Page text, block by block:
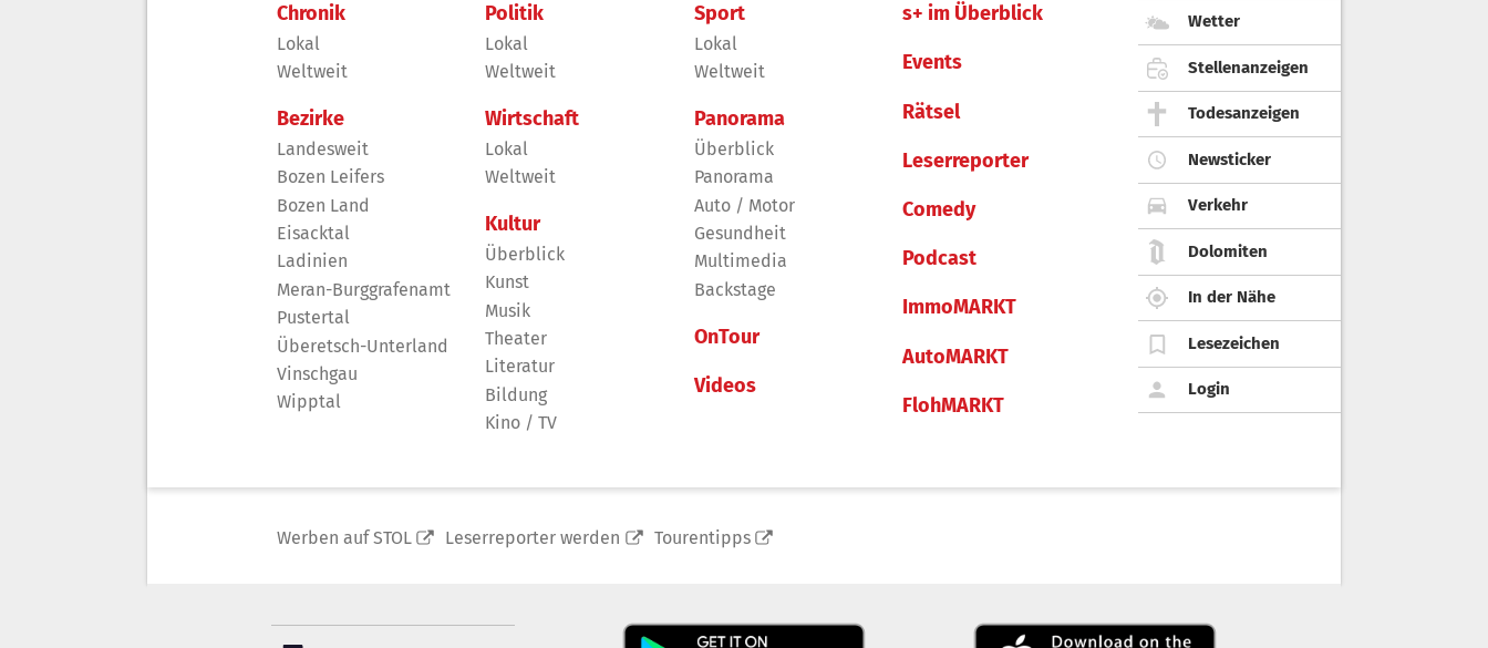
Chronik
Lokal
Weltweit
Bezirke
Landesweit
Bozen Leifers
Bozen Land
Eisacktal
Ladinien
Meran-Burggrafenamt
Pustertal
Überetsch-Unterland
Vinschgau
Wipptal
Politik
Lokal
Weltweit
Wirtschaft
Lokal
Weltweit
Kultur
Überblick
Kunst
Musik
Theater
Literatur
Bildung
Kino / TV
Sport
Lokal
Weltweit
Panorama
Überblick
Panorama
Auto / Motor
Gesundheit
Multimedia
Backstage
OnTour
Videos
s+ im Überblick
Events
Rätsel
Leserreporter
Comedy
Podcast
ImmoMARKT
AutoMARKT
FlohMARKT
Wetter
Stellenanzeigen
Todesanzeigen
Newsticker
Verkehr
Dolomiten
In der Nähe
Lesezeichen
Login
Werben auf STOL Leserreporter werden Tourentipps